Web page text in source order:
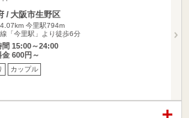
/ 大阪市生野区
今里駅794m
「今里駅」より徒歩6分
間 15:00～24:00
金 600円～
カップル